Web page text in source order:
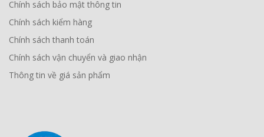
Chính sách bảo mật thông tin
Chính sách kiểm hàng
Chính sách thanh toán
Chính sách vận chuyển và giao nhận
Thông tin về giá sản phẩm